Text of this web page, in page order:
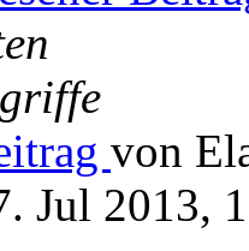
von
Jul 2013,